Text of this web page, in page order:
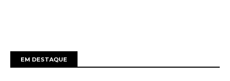
EM DESTAQUE